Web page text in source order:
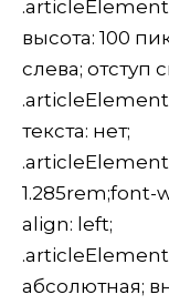
высота: 100
слева; отступ
текста: нет;
1.285rem;font-
align: left;
абсолютная;